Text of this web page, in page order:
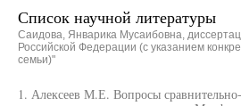
Список научной литературы
Саидова, Январика Мусаибовна,
Российской Федерации (с указанием
семьи)"
1. Алексеев М.Е. Вопросы